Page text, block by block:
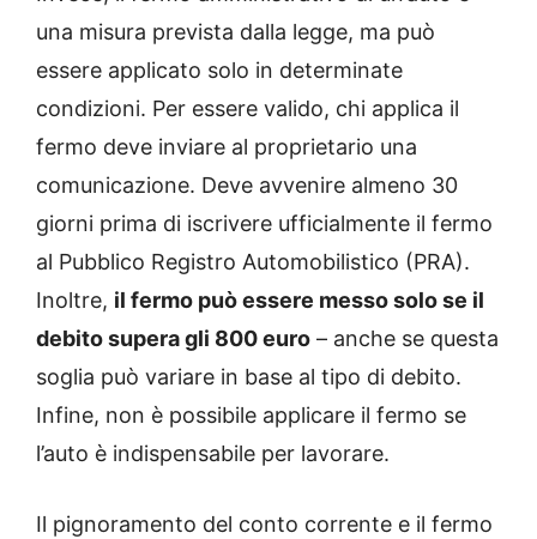
una misura prevista dalla legge, ma può
essere applicato solo in determinate
condizioni. Per essere valido, chi applica il
fermo deve inviare al proprietario una
comunicazione. Deve avvenire almeno 30
giorni prima di iscrivere ufficialmente il fermo
al Pubblico Registro Automobilistico (PRA).
Inoltre, il fermo può essere messo solo se il
debito supera gli 800 euro – anche se questa
soglia può variare in base al tipo di debito.
Infine, non è possibile applicare il fermo se
l’auto è indispensabile per lavorare.
Il pignoramento del conto corrente e il fermo